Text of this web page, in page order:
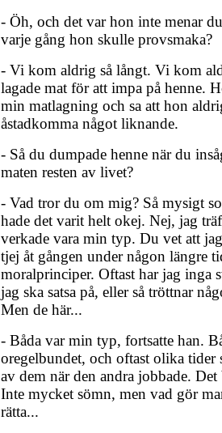
- Öh, och det var hon inte menar
varje gång hon skulle provsmaka?
- Vi kom aldrig så långt. Vi kom
lagade mat för att impa på henne.
min matlagning och sa att hon
åstadkomma något liknande.
- Så du dumpade henne när du
maten resten av livet?
- Vad tror du om mig? Så mysigt
hade det varit helt okej. Nej, jag
verkade vara min typ. Du vet att
tjej åt gången under någon längre
moralprinciper. Oftast har jag inga
jag ska satsa på, eller så tröttnar
Men de här...
- Båda var min typ, fortsatte han.
oregelbundet, och oftast olika tider
av dem när den andra jobbade.
Inte mycket sömn, men vad gör
rätta...